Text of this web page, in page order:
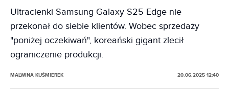
Ultracienki Samsung Galaxy S25 Edge nie
przekonał do siebie klientów. Wobec sprzedaży
"poniżej oczekiwań", koreański gigant zlecił
ograniczenie produkcji.
MALWINA KUŚMIEREK 20.06.2025 12:40